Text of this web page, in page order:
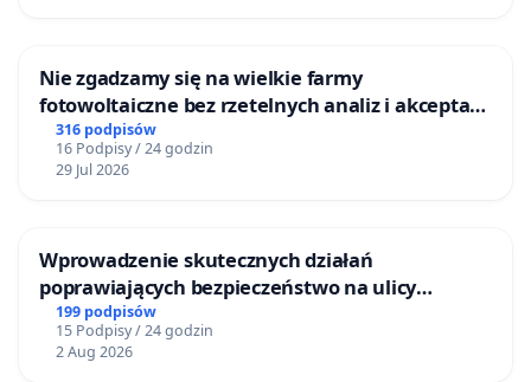
Nie zgadzamy się na wielkie farmy
fotowoltaiczne bez rzetelnych analiz i akceptacji
mieszkańców
316 podpisów
16 Podpisy / 24 godzin
29 Jul 2026
Wprowadzenie skutecznych działań
poprawiających bezpieczeństwo na ulicy
Żeromskiego w Otwocku
199 podpisów
15 Podpisy / 24 godzin
2 Aug 2026